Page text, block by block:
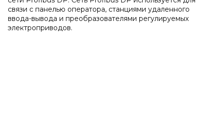
связи с панелью оператора, станциями удаленного
ввода-вывода и преобразователями регулируемых
электроприводов.